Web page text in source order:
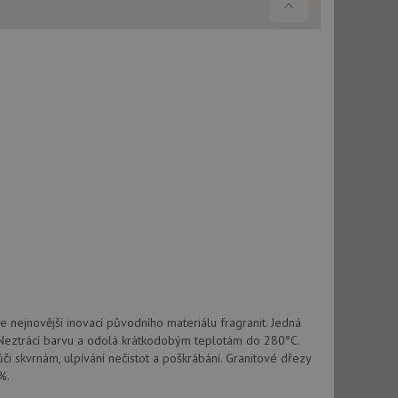
inovací původního materiálu fragranit. Jedná
barvu a odolá krátkodobým teplotám do 280°C.
skvrnám, ulpívání nečistot a poškrábání. Granitové dřezy
- což je
Tento soubor
a
relace.
že jejich
a